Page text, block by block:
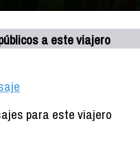
a este viajero
para este viajero